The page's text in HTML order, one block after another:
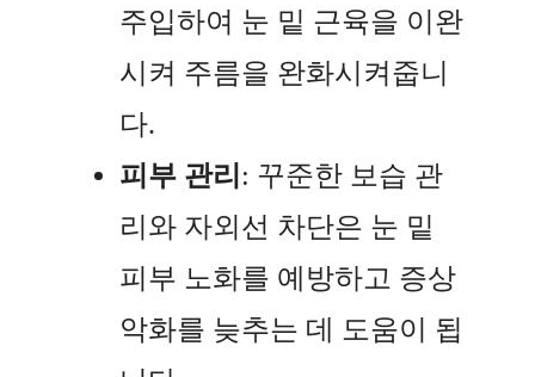
주입하여 눈 밑 근육을 이완
시켜 주름을 완화시켜줍니
다.
피부 관리 : 꾸준한 보습 관
리와 자외선 차단은 눈 밑
피부 노화를 예방하고 증상
악화를 늦추는 데 도움이 됩